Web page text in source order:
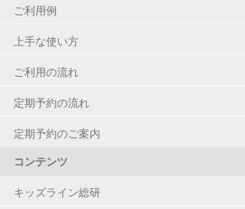
ご利用例
上手な使い方
ご利用の流れ
定期予約の流れ
定期予約のご案内
コンテンツ
キッズライン総研